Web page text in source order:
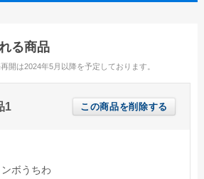
イズ）
）
る商品
開は2024年5月以降を予定しております。
1 この商品を削除する
ボうちわ